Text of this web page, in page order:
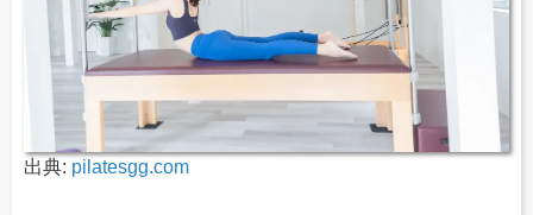
出典: pilatesgg.com